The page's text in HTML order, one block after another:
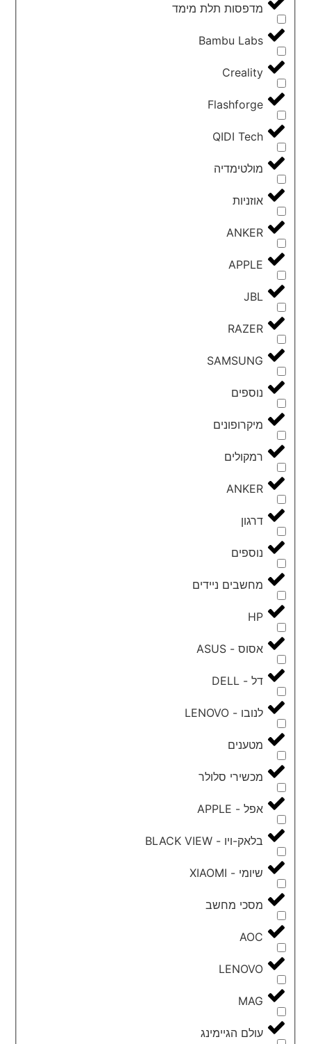
מדפסות תלת מימד
Bambu Labs
Creality
Flashforge
QIDI Tech
מולטימדיה
אוזניות
ANKER
APPLE
JBL
RAZER
SAMSUNG
נוספים
מיקרופונים
רמקולים
ANKER
דרגון
נוספים
מחשבים ניידים
HP
אסוס - ASUS
דל - DELL
לנובו - LENOVO
מטענים
מכשירי סלולר
אפל - APPLE
בלאק-ויו - BLACK VIEW
שיומי - XIAOMI
מסכי מחשב
AOC
LENOVO
MAG
עולם הגיימינג